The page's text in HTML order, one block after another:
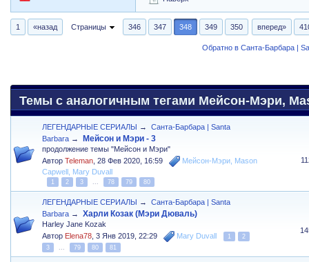
1 «назад Страницы 346 347 348 349 350 вперед»
Обратно в Санта-Барбара |
Темы с аналогичным тегами Мейсон-Мэри,
ЛЕГЕНДАРНЫЕ СЕРИАЛЫ →
Санта-Барбара | Santa
Barbara → Мейсон и Мэри - 3
продолжение темы "Мейсон и Мэри"
АвторTeleman ,28 Фев 2020, 16:59 Мейсон-Мэри Mason
Capwell Mary Duvall
1 2 3 ... 78 79 80
ЛЕГЕНДАРНЫЕ СЕРИАЛЫ →
Санта-Барбара | Santa
Barbara → Харли Козак (Мэри Дюваль)
Harley Jane Kozak
Автор Elena78 ,3 Янв 2019, 22:29 Mary Duvall 1
2
3
... 79 80 81